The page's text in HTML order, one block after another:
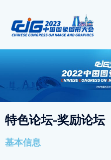
特色论坛-奖励论坛
基本信息